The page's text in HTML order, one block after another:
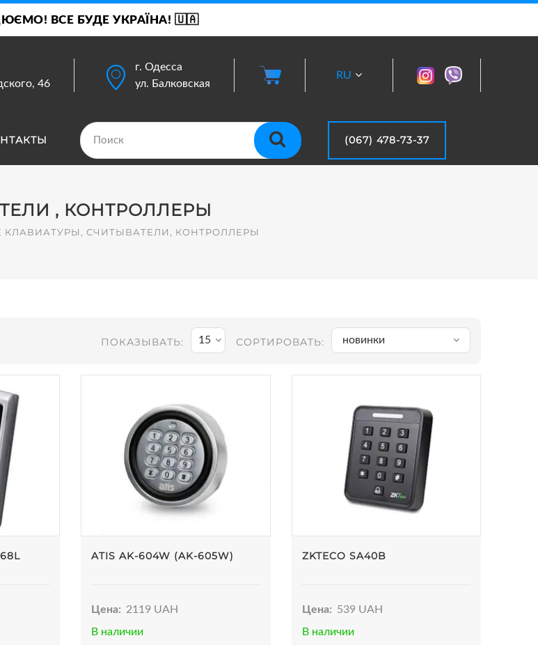
ВСЕ БУДЕ УКРАЇНА! 🇺🇦
46
г. Одесса
ул. Балковская
RU
(067) 478-73-37
, КОНТРОЛЛЕРЫ
КЛАВИАТУРЫ, СЧИТЫВАТЕЛИ, КОНТРОЛЛЕРЫ
ПОКАЗЫВАТЬ: 15 СОРТИРОВАТЬ: новинки
ATIS AK-604W (AK-605W)
Цена: 2119 UAH
В наличии
ZKTECO SA40B
Цена: 539 UAH
В наличии